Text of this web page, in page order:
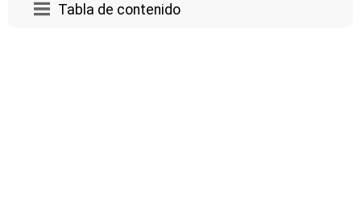
Tabla de contenido